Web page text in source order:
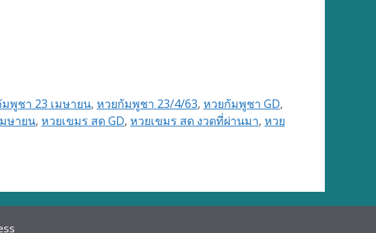
พูชา 23 เมษายน, หวยกัมพูชา 23/4/63, หวยกัมพูชา GD,
ษายน, หวยเขมร สด GD, หวยเขมร สด งวดที่ผ่านมา, หวย